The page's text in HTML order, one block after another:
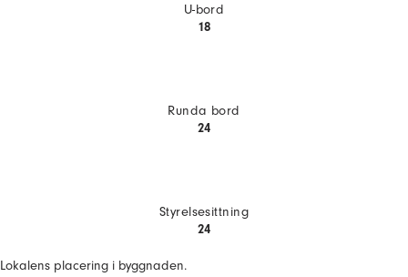
U-bord
18
Runda bord
24
Styrelsesittning
24
Lokalens placering i byggnaden.